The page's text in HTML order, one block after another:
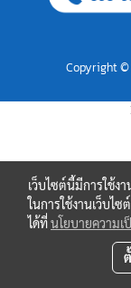
Copyright ©
เว็บไซต์นี้มีการใช้
ในการใช้งานเว็บไ
ได้ที่นโยบายความเ